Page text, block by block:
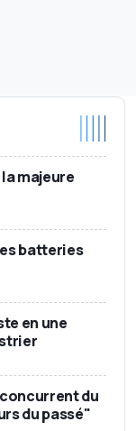
majeure
batteries
en une
du
du passé"